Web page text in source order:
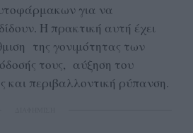
για να
Η πρακτική αυτή έχει
της γονιμότητας των
τους, αύξηση του
και περιβαλλοντική ρύπανση.